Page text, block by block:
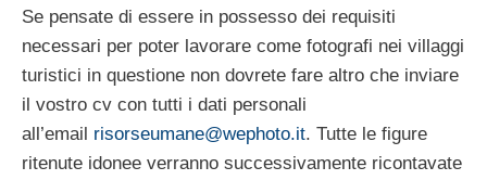
Se pensate di essere in possesso dei requisiti
necessari per poter lavorare come fotografi nei villaggi
turistici in questione non dovrete fare altro che inviare
il vostro cv con tutti i dati personali
all’email risorseumane@wephoto.it. Tutte le figure
ritenute idonee verranno successivamente ricontavate